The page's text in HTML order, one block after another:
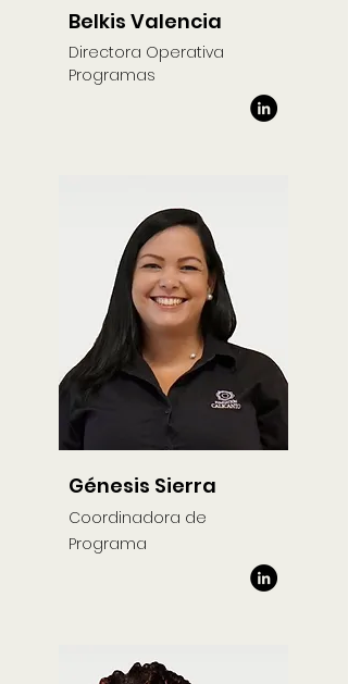
Belkis Valencia
Directora Operativa
Programas
Génesis Sierra
Coordinadora de
Programa